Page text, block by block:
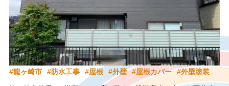
龍ヶ崎市 防水工事 屋根 外壁 屋根カバー 外壁塗装